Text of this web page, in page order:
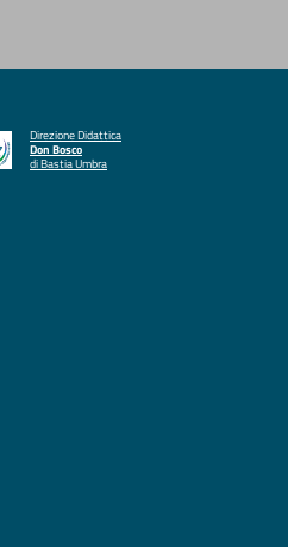
Direzione Didattica
Don Bosco
di Bastia Umbra